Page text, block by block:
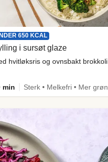
650 KCAL
i sursøt glaze
hvitløksris og ovnsbakt brokkoli
min